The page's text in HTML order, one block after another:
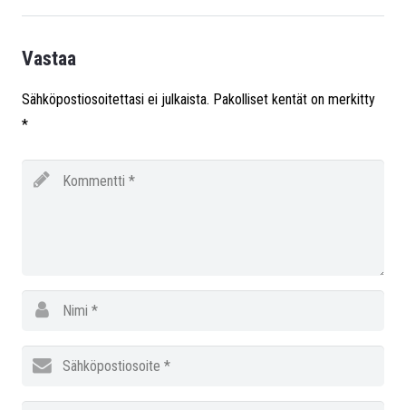
Vastaa
Sähköpostiosoitettasi ei julkaista. Pakolliset kentät on merkitty
*